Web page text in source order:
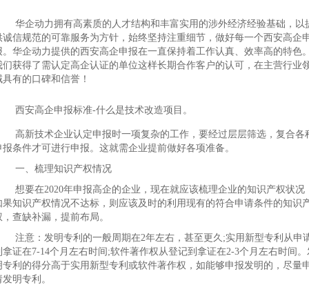
华企动力拥有高素质的人才结构和丰富实用的涉外经济经验基础，以
诚信规范的可靠服务为方针，始终坚持注重细节，做好每一个西安高企
。华企动力提供的西安高企申报在一直保持着工作认真、效率高的特色
们获得了需认定高企认证的单位这样长期合作客户的认可，在主营行业
具有的口碑和信誉！
西安高企申报标准-什么是技术改造项目。
高新技术企业认定申报时一项复杂的工作，要经过层层筛选，复合各
报条件才可进行申报。这就需企业提前做好各项准备。
一、梳理知识产权情况
想要在2020年申报高企的企业，现在就应该梳理企业的知识产权状况
果知识产权情况不达标，则应该及时的利用现有的符合申请条件的知识
，查缺补漏，提前布局。
注意：发明专利的一般周期在2年左右，甚至更久;实用新型专利从申
拿证在7-14个月左右时间;软件著作权从登记到拿证在2-3个月左右时间。
专利的得分高于实用新型专利或软件著作权，如能够申报发明的，尽量
明专利。